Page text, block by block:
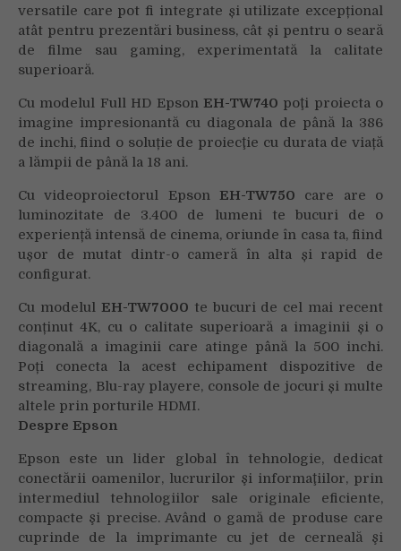
versatile care pot fi integrate și utilizate excepțional
atât pentru prezentări business, cât și pentru o seară
de filme sau gaming, experimentată la calitate
superioară.
Cu modelul Full HD Epson EH-TW740 poţi proiecta o
imagine impresionantă cu diagonala de până la 386
de inchi, fiind o soluție de proiecţie cu durata de viață
a lămpii de până la 18 ani.
Cu videoproiectorul Epson EH-TW750 care are o
luminozitate de 3.400 de lumeni te bucuri de o
experiență intensă de cinema, oriunde în casa ta, fiind
ușor de mutat dintr-o cameră în alta și rapid de
configurat.
Cu modelul EH-TW7000 te bucuri de cel mai recent
conținut 4K, cu o calitate superioară a imaginii și o
diagonală a imaginii care atinge până la 500 inchi.
Poți conecta la acest echipament dispozitive de
streaming, Blu-ray playere, console de jocuri și multe
altele prin porturile HDMI.
Despre Epson
Epson este un lider global în tehnologie, dedicat
conectării oamenilor, lucrurilor şi informaţiilor, prin
intermediul tehnologiilor sale originale eficiente,
compacte şi precise. Având o gamă de produse care
cuprinde de la imprimante cu jet de cerneală şi